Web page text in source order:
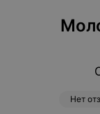
Нет